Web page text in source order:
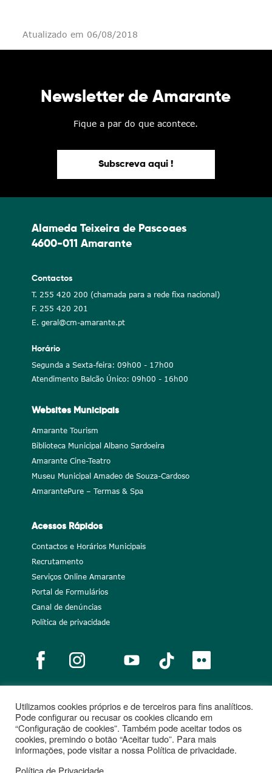
Atualizado em 06/08/2018
Newsletter de Amarante
Fique a par do que acontece.
Subscreva aqui !
Alameda Teixeira de Pascoaes
4600-011 Amarante
Contactos
T. 255 420 200 (chamada para a rede fixa nacional)
F. 255 420 201
E. geral@cm-amarante.pt
Horário
Segunda a Sexta-feira: 09h00 - 17h00
Atendimento Balcão Único: 09h00 - 16h00
Websites Municipais
Amarante Tourism
Biblioteca Municipal Albano Sardoeira
Amarante Cine-Teatro
Museu Municipal Amadeo de Souza-Cardoso
AmarantePure – Termas & Spa
Acessos Rápidos
Contactos e Horários Municipais
Recrutamento
Serviços Online Amarante
Portal de Formulários
Canal de denúncias
Política de privacidade
Notícias Recrutamento Portugal 2020
União Europeia
Projetos cofinanciados
Utilizamos cookies próprios e de terceiros para fins analíticos.
Pode configurar ou recusar os cookies clicando em
“Configuração de cookies”. Também pode aceitar todos os
cookies, premindo o botão “Aceitar tudo”. Para mais
informações, pode visitar a nossa Política de privacidade.
Política de Privacidade